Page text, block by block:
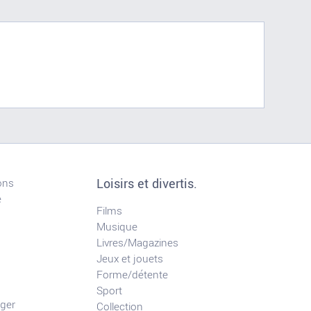
Loisirs et divertis.
Films
Musique
Livres/Magazines
Jeux et jouets
Forme/détente
Sport
Collection